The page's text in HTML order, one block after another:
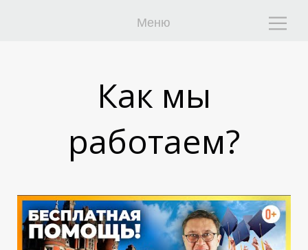
ЗМеню
З
Как мы
работаем?